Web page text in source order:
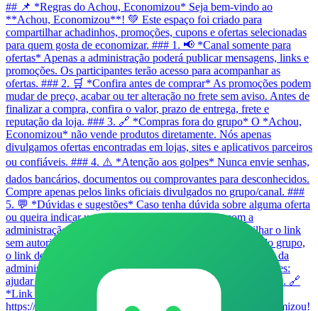
## 📌 *Regras do Achou, Economizou* Seja bem-vindo ao
**Achou, Economizou**! 💚 Este espaço foi criado para
compartilhar achadinhos, promoções, cupons e ofertas selecionadas
para quem gosta de economizar. ### 1. 📢 *Canal somente para
ofertas* Apenas a administração poderá publicar mensagens, links e
promoções. Os participantes terão acesso para acompanhar as
ofertas. ### 2. 🛒 *Confira antes de comprar* As promoções podem
mudar de preço, acabar ou ter alteração no frete sem aviso. Antes de
finalizar a compra, confira o valor, prazo de entrega, frete e
reputação da loja. ### 3. 🔗 *Compras fora do grupo* O *Achou,
Economizou* não vende produtos diretamente. Nós apenas
divulgamos ofertas encontradas em lojas, sites e aplicativos parceiros
ou confiáveis. ### 4. ⚠️ *Atenção aos golpes* Nunca envie senhas,
dados bancários, documentos ou comprovantes para desconhecidos.
Compre apenas pelos links oficiais divulgados no grupo/canal. ###
5. 💬 *Dúvidas e sugestões* Caso tenha dúvida sobre alguma oferta
ou queira indicar um achadinho, fale diretamente com a
administração no privado. ### 6. 🚫 *Proibido compartilhar o link
sem autorização* Para manter a organização e segurança do grupo,
o link de convite só deve ser compartilhado com autorização da
administração. 7. ✅ Objetivo do grupo Nossa missão é simples:
ajudar você a encontrar boas ofertas e economizar no dia a dia. 🔗
*Link convite do grupo*:
https://linktr.ee/AchouEconomizouachadinhos Achou, Economizou!